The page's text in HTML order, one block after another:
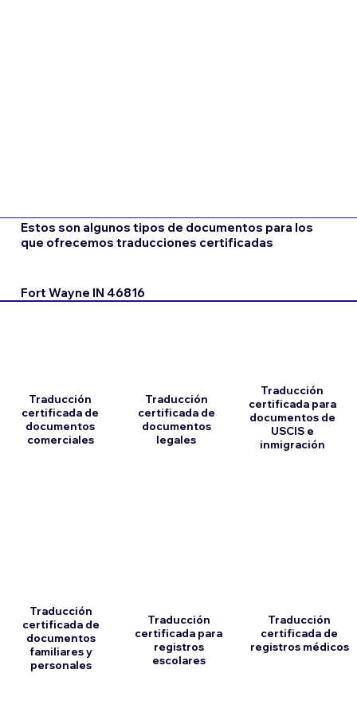
Estos son algunos tipos de documentos para los
que ofrecemos traducciones certificadas
Fort Wayne IN 46816
Traducción
certificada de
documentos
comerciales
Traducción
certificada de
documentos
familiares y
personales
Traducción
certificada de
documentos
legales
Traducción
certificada para
registros
escolares
Traducción
certificada para
documentos de
USCIS e
inmigración
Traducción
certificada de
registros médicos